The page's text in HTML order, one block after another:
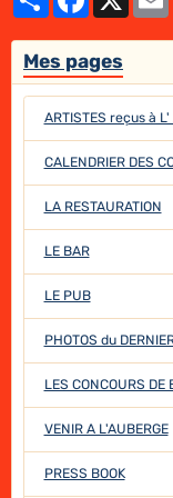
Mes pages
ARTISTES reçus à L'
CALENDRIER DES
LA RESTAURATION
LE BAR
LE PUB
PHOTOS du
LES CONCOURS DE
VENIR A L'AUBERGE
PRESS BOOK